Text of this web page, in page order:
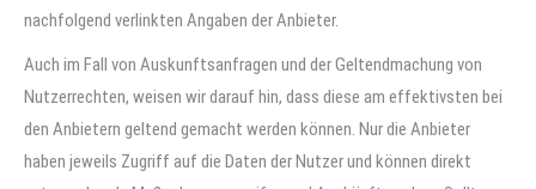
nachfolgend verlinkten Angaben der Anbieter.
Auch im Fall von Auskunftsanfragen und der Geltendmachung von
Nutzerrechten, weisen wir darauf hin, dass diese am effektivsten bei
den Anbietern geltend gemacht werden können. Nur die Anbieter
haben jeweils Zugriff auf die Daten der Nutzer und können direkt